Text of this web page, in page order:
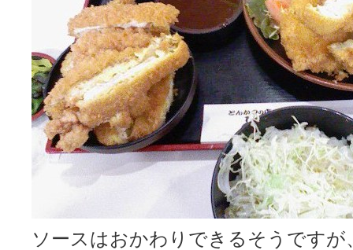
ソースはおかわりできるそうです